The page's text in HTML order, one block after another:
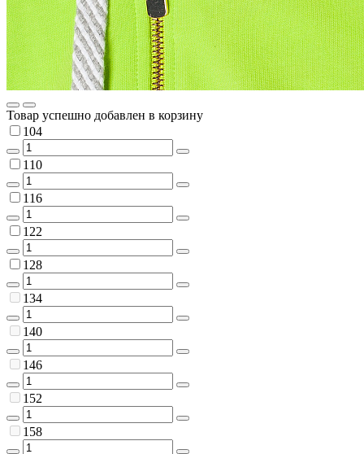
Товар успешно добавлен в корзину
104
110
116
122
128
134
140
146
152
158